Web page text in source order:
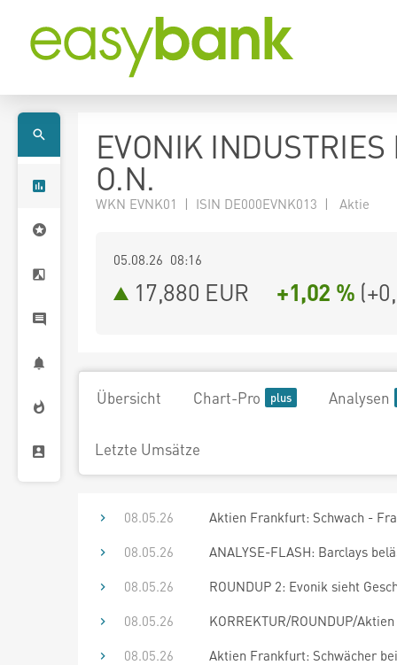
EVONIK INDUSTRIES
O.N.
WKN EVNK01 | ISIN DE000EVNK013 | Aktie
05.08.26 08:16
17,880 EUR +1,02 % (
Übersicht Chart-Pro Analysen
Letzte Umsätze
08.05.26
Aktien Frankfurt: Schwach -
08.05.26
ANALYSE-FLASH: Barclays
08.05.26
ROUNDUP 2: Evonik sieht
08.05.26
KORREKTUR/ROUNDUP/
08.05.26
Aktien Frankfurt: Schwächer